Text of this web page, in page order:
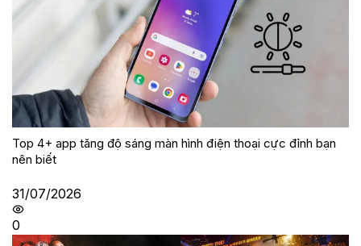
Top 4+ app tăng độ sáng màn hình điện thoại cực đỉnh bạn
nên biết
31/07/2026
0